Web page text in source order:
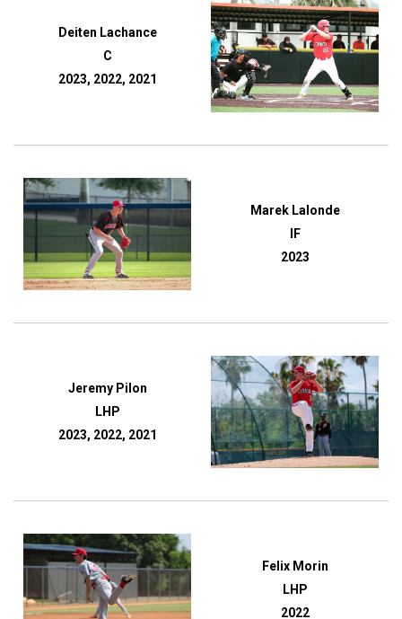
Deiten Lachance
C
2023, 2022, 2021
Marek Lalonde
IF
2023
Jeremy Pilon
LHP
2023, 2022, 2021
Felix Morin
LHP
2022